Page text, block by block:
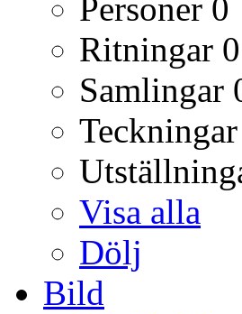
Personer 0
Ritningar 0
Samlingar
Teckningar
Visa alla
Dölj
Bild